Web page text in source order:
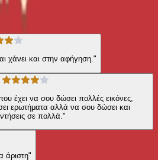
χάνει και στην αφήγηση."
έχει να σου δώσει πολλές εικόνες,
σε πολλά."
άριστη"